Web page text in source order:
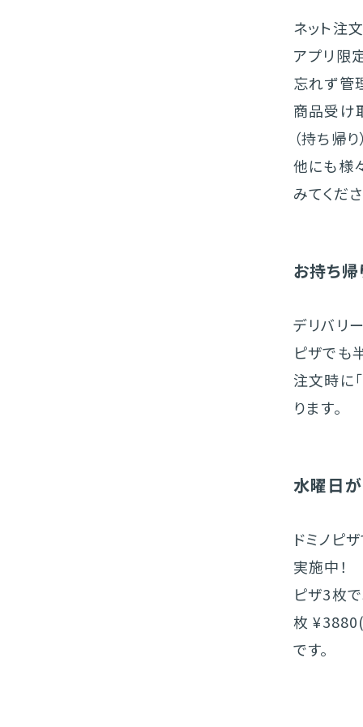
ネット注
アプリ限
忘れず管
商品受け
（持ち帰
他にも様
みてくだ
お持ち
デリバリ
ピザでも
注文時に
ります。​
水曜日
ドミノピ
実施中！
ピザ3枚
枚 ¥3880(
です。